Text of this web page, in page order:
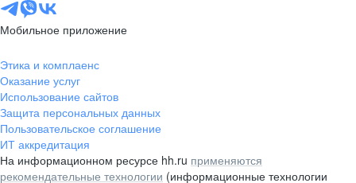
Мобильное приложение
Этика и комплаенс
Оказание услуг
Использование сайтов
Защита персональных данных
Пользовательское соглашение
ИТ аккредитация
На информационном ресурсе hh.ru применяются
рекомендательные технологии (информационные технологии